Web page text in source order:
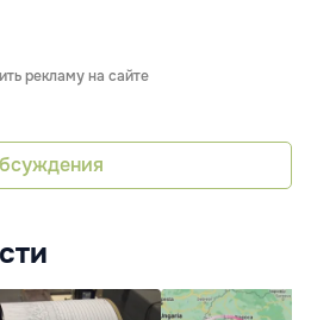
рекламу на сайте